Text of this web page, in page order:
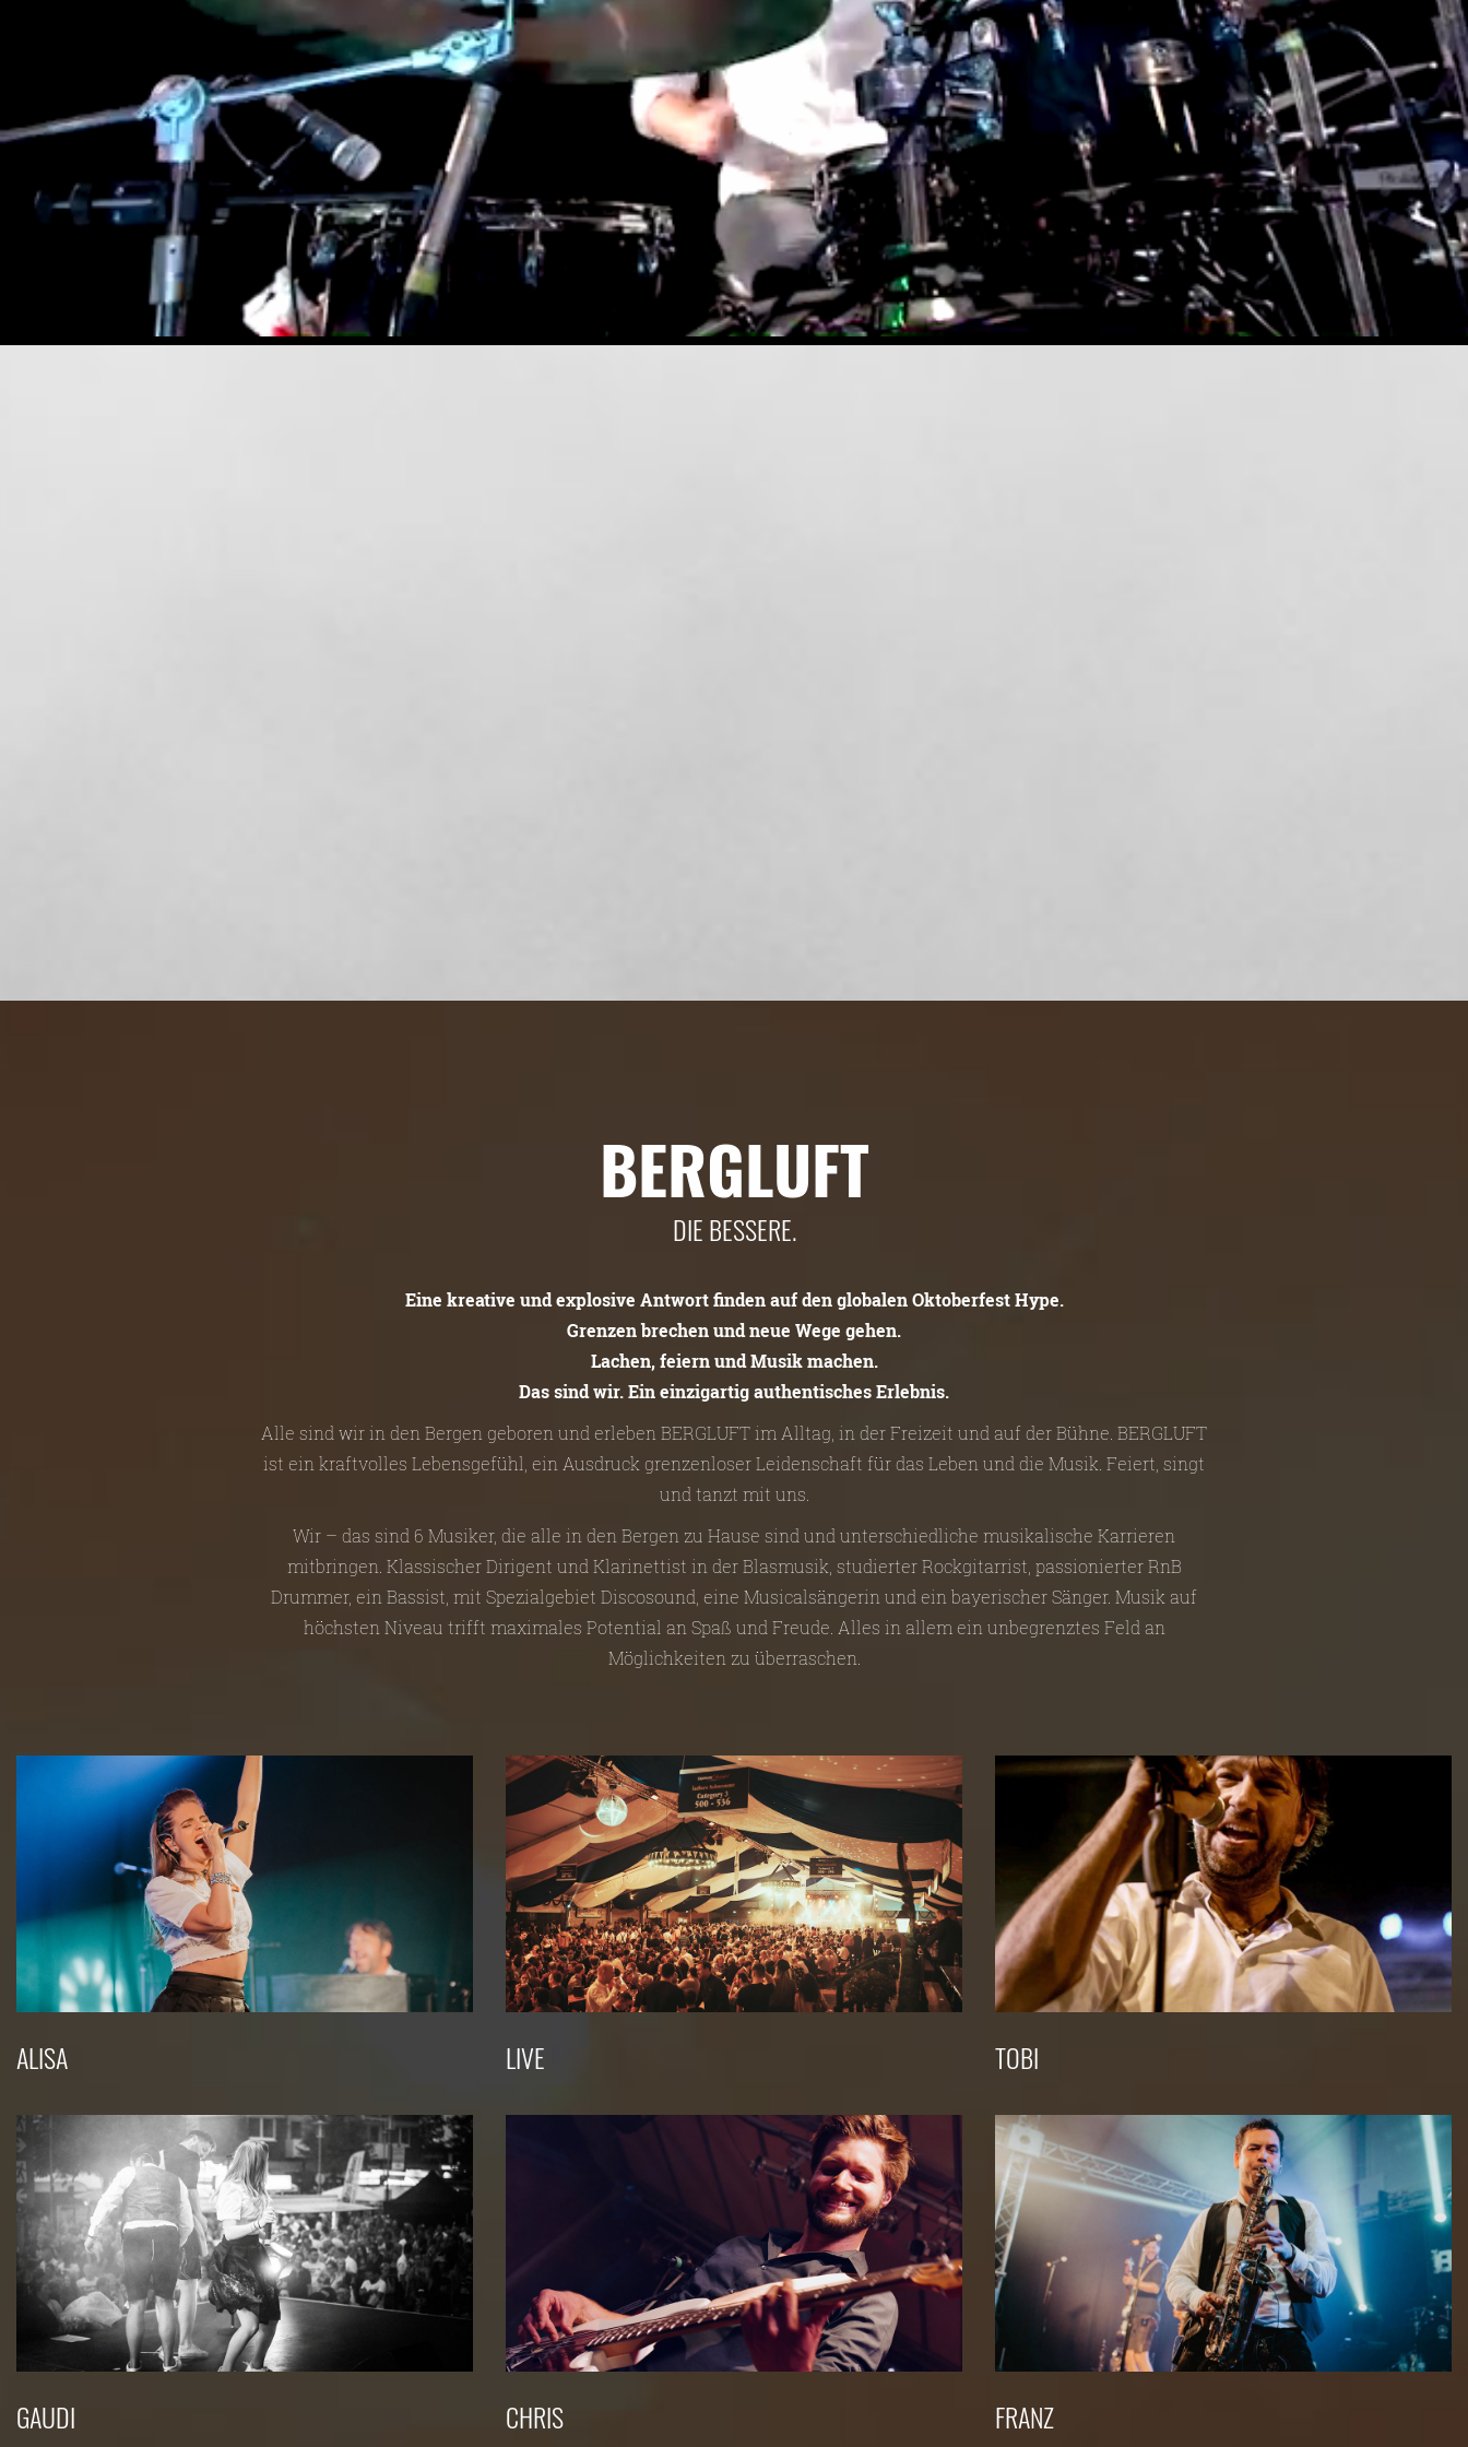
BERGLUFT
DIE BESSERE.
Eine kreative und explosive Antwort finden auf den globalen Oktoberfest Hype.
Grenzen brechen und neue Wege gehen.
Lachen, feiern und Musik machen.
Das sind wir. Ein einzigartig authentisches Erlebnis.
Alle sind wir in den Bergen geboren und erleben BERGLUFT im Alltag, in der Freizeit und auf der Bühne. BERGLUFT
ist ein kraftvolles Lebensgefühl, ein Ausdruck grenzenloser Leidenschaft für das Leben und die Musik. Feiert, singt
und tanzt mit uns.
Wir – das sind 6 Musiker, die alle in den Bergen zu Hause sind und unterschiedliche musikalische Karrieren
mitbringen. Klassischer Dirigent und Klarinettist in der Blasmusik, studierter Rockgitarrist, passionierter RnB
Drummer, ein Bassist, mit Spezialgebiet Discosound, eine Musicalsängerin und ein bayerischer Sänger. Musik auf
höchsten Niveau trifft maximales Potential an Spaß und Freude. Alles in allem ein unbegrenztes Feld an
Möglichkeiten zu überraschen.
ALISA LIVE TOBI
GAUDI CHRIS FRANZ